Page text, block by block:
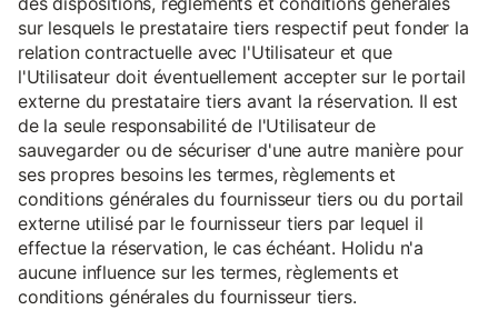
sur lesquels le prestataire tiers respectif peut fonder la
relation contractuelle avec l'Utilisateur et que
l'Utilisateur doit éventuellement accepter sur le portail
externe du prestataire tiers avant la réservation. Il est
de la seule responsabilité de l'Utilisateur de
sauvegarder ou de sécuriser d'une autre manière pour
ses propres besoins les termes, règlements et
conditions générales du fournisseur tiers ou du portail
externe utilisé par le fournisseur tiers par lequel il
effectue la réservation, le cas échéant. Holidu n'a
aucune influence sur les termes, règlements et
conditions générales du fournisseur tiers.